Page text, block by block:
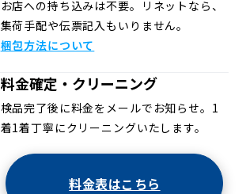
お店への持ち込みは不要。リネットなら、
集荷手配や伝票記入もいりません。
梱包方法について
料金確定・クリーニング
検品完了後に料金をメールでお知らせ。1
着1着丁寧にクリーニングいたします。
料金表はこちら